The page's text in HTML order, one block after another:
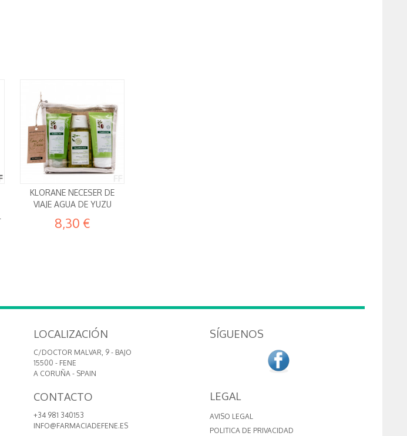
KLORANE NECESER DE
VIAJE AGUA DE YUZU
8,30 €
LOCALIZACIÓN
C/DOCTOR MALVAR, 9 - BAJO
15500 - FENE
A CORUÑA - SPAIN
CONTACTO
+34 981 340153
INFO@FARMACIADEFENE.ES
SÍGUENOS
LEGAL
AVISO LEGAL
POLITICA DE PRIVACIDAD